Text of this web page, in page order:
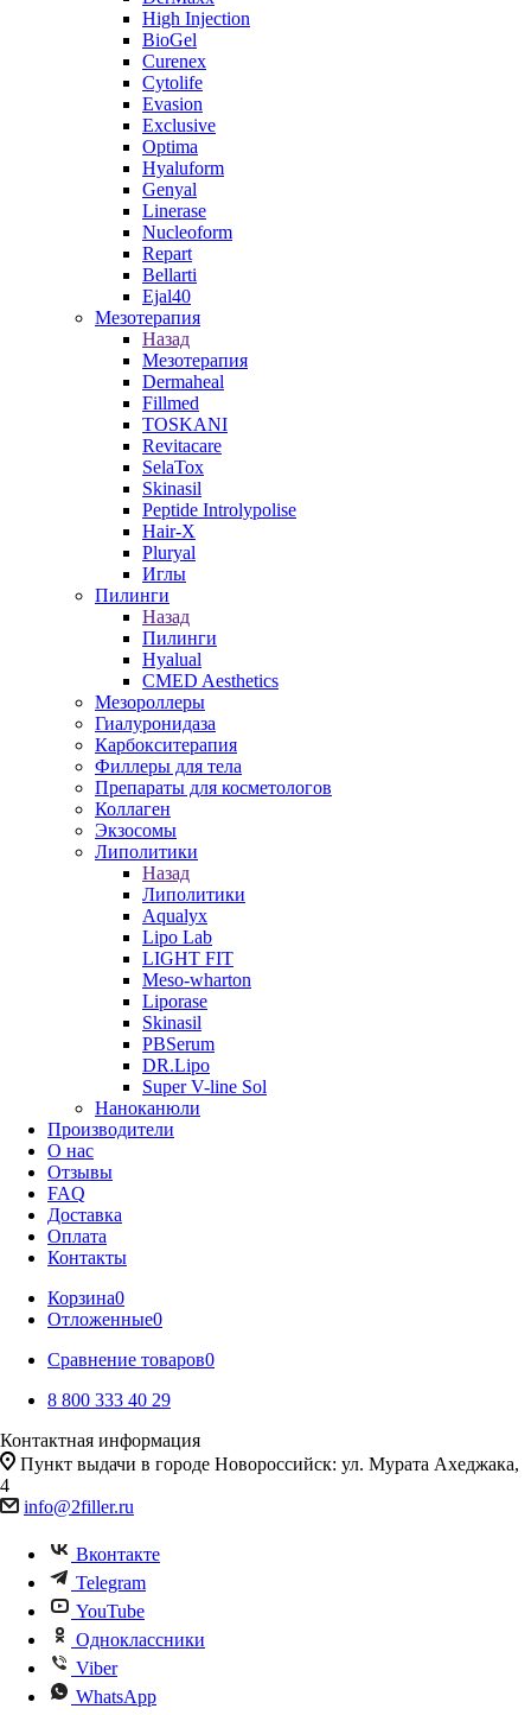
High Injection
BioGel
Curenex
Cytolife
Evasion
Exclusive
Optima
Hyaluform
Genyal
Linerase
Nucleoform
Repart
Bellarti
Ejal40
Мезотерапия
Назад
Мезотерапия
Dermaheal
Fillmed
TOSKANI
Revitacare
SelaTox
Skinasil
Peptide Introlypolise
Hair-X
Pluryal
Иглы
Пилинги
Назад
Пилинги
Hyalual
CMED Aesthetics
Мезороллеры
Гиалуронидаза
Карбокситерапия
Филлеры для тела
Препараты для косметологов
Коллаген
Экзосомы
Липолитики
Назад
Липолитики
Aqualyx
Lipo Lab
LIGHT FIT
Meso-wharton
Liporase
Skinasil
PBSerum
DR.Lipo
Super V-line Sol
Наноканюли
Производители
О нас
Отзывы
FAQ
Доставка
Оплата
Контакты
Корзина0
Отложенные0
Сравнение товаров0
8 800 333 40 29
Контактная информация
Пункт выдачи в городе Новороссийск: ул. Мурата Ахеджака,
4
info@2filler.ru
Вконтакте
Telegram
YouTube
Одноклассники
Viber
WhatsApp